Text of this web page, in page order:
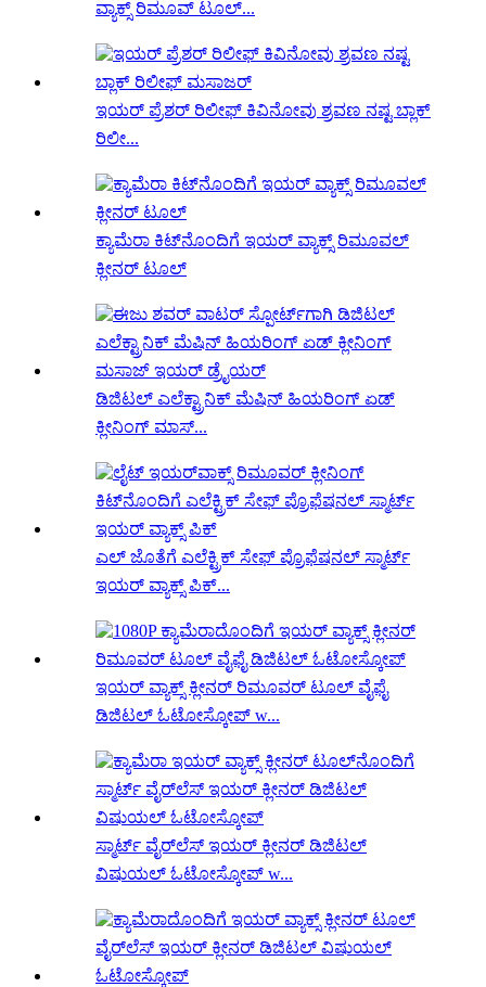
ವ್ಯಾಕ್ಸ್ ರಿಮೂವ್ ಟೂಲ್...
ಇಯರ್ ಪ್ರೆಶರ್ ರಿಲೀಫ್ ಕಿವಿನೋವು ಶ್ರವಣ ನಷ್ಟ ಬ್ಲಾಕ್
ರಿಲೀ...
ಕ್ಯಾಮೆರಾ ಕಿಟ್‌ನೊಂದಿಗೆ ಇಯರ್ ವ್ಯಾಕ್ಸ್ ರಿಮೂವಲ್
ಕ್ಲೀನರ್ ಟೂಲ್
ಡಿಜಿಟಲ್ ಎಲೆಕ್ಟ್ರಾನಿಕ್ ಮೆಷಿನ್ ಹಿಯರಿಂಗ್ ಏಡ್
ಕ್ಲೀನಿಂಗ್ ಮಾಸ್...
ಎಲ್ ಜೊತೆಗೆ ಎಲೆಕ್ಟ್ರಿಕ್ ಸೇಫ್ ಪ್ರೊಫೆಷನಲ್ ಸ್ಮಾರ್ಟ್
ಇಯರ್ ವ್ಯಾಕ್ಸ್ ಪಿಕ್...
ಇಯರ್ ವ್ಯಾಕ್ಸ್ ಕ್ಲೀನರ್ ರಿಮೂವರ್ ಟೂಲ್ ವೈಫೈ
ಡಿಜಿಟಲ್ ಓಟೋಸ್ಕೋಪ್ w...
ಸ್ಮಾರ್ಟ್ ವೈರ್‌ಲೆಸ್ ಇಯರ್ ಕ್ಲೀನರ್ ಡಿಜಿಟಲ್
ವಿಷುಯಲ್ ಓಟೋಸ್ಕೋಪ್ w...